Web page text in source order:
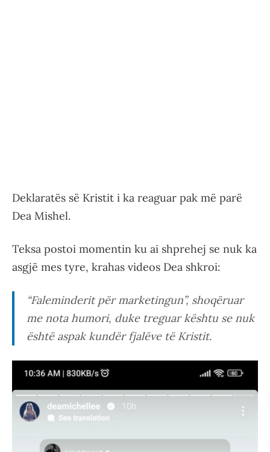
Deklaratës së Kristit i ka reaguar pak më parë
Dea Mishel.
Teksa postoi momentin ku ai shprehej se nuk ka
asgjë mes tyre, krahas videos Dea shkroi:
“Faleminderit për marketingun”, shoqëruar
me nota humori, duke treguar kështu se nuk
është aspak kundër fjalëve të Kristit.